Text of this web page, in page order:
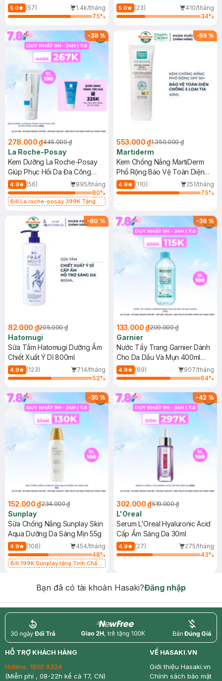
Dầu 500ml
5.0 (57)
1.4k/tháng
75%
(Mới)
5.0 (23)
410/tháng
34%
-38%
278.000 ₫445.000 ₫
La Roche-Posay
Kem Dưỡng La Roche-Posay
Giúp Phục Hồi Da Đa Công
Dụng 40ml
4.9 (56)
895/tháng
80%
Bill La roche-posay 399K Tặng
(SL có hạn)
-59 %
553.000 ₫1.350.000 ₫
Martiderm
Kem Chống Nắng MartiDerm
Phổ Rộng Bảo Vệ Toàn Diện
40ml
4.9 (110)
251/tháng
75%
-60 %
82.000 ₫205.000 ₫
Hatomugi
Sữa Tắm Hatomugi Dưỡng Ẩm
Chiết Xuất Ý Dĩ 800ml
4.9 (123)
714/tháng
52%
-36%
133.000 ₫209.000 ₫
Garnier
Nước Tẩy Trang Garnier Dành
Cho Da Dầu Và Mụn 400ml
(Mới)
4.9 (69)
907/tháng
64%
-35%
152.000 ₫234.000 ₫
Sunplay
Sữa Chống Nắng Sunplay Skin
Aqua Dưỡng Da Sáng Mịn 55g
4.9 (108)
454/tháng
48%
Bill 199K Sunplay tặng Tinh Chất
-42%
302.000 ₫519.000 ₫
L'Oreal
Serum L'Oreal Hyaluronic Acid
Cấp Ẩm Sáng Da 30ml
4.9 (27)
275/tháng
43%
Bạn đã có tài khoản Hasaki?Đăng nhập
return nowfree price
HỖ TRỢ KHÁCH HÀNG
Hotline: 1800 6324
(Miễn phí , 08-22h kể cả T7, CN)
VỀ HASAKI.VN
Giới thiệu Hasaki.vn
Chính sách bảo mật